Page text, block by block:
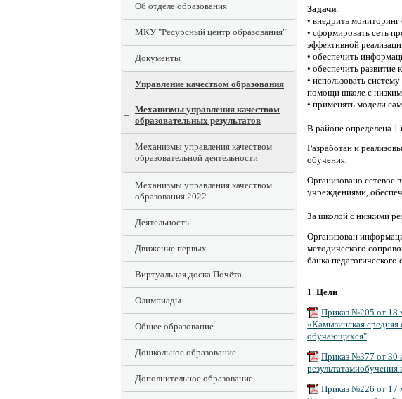
Об отделе образования
МКУ "Ресурсный центр образования"
Документы
Управление качеством образования
Механизмы управления качеством
образовательных результатов
Механизмы управления качеством
образовательной деятельности
Механизмы управления качеством
образования 2022
Деятельность
Движение первых
Виртуальная доска Почёта
Олимпиады
Общее образование
Дошкольное образование
Дополнительное образование
Задачи:
• внедрить
• сформировать сеть
эффективной
• обеспечить
• обеспечить
• использовать
помощи школе с
• применять модели
В районе определена 1
Разработан и
обучения.
Организовано сетевое
учреждениями,
За школой с низкими
Организован
методического
банка
1. Цели
Приказ №205 от 18
«Камызинская средняя
обучающихся"
Приказ №377 от 30
Приказ №226 от 17